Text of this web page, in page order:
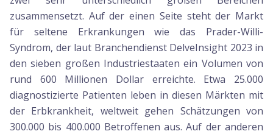
zusammensetzt. Auf der einen Seite steht der Markt
für seltene Erkrankungen wie das Prader-Willi-
Syndrom, der laut Branchendienst DelveInsight 2023 in
den sieben großen Industriestaaten ein Volumen von
rund 600 Millionen Dollar erreichte. Etwa 25.000
diagnostizierte Patienten leben in diesen Märkten mit
der Erbkrankheit, weltweit gehen Schätzungen von
300.000 bis 400.000 Betroffenen aus. Auf der anderen